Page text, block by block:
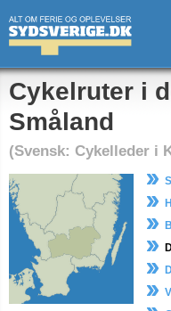
Cykelruter i
Småland
(Svensk: Cykelleder i